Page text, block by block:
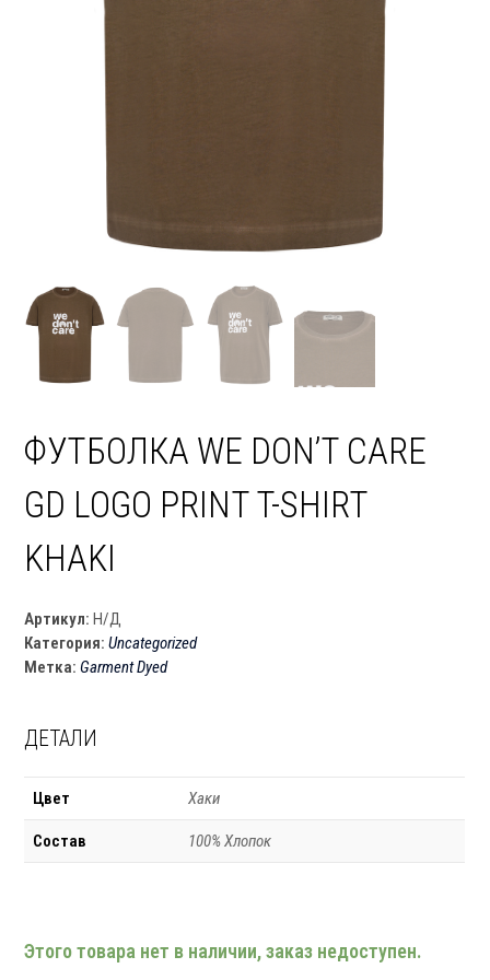
ФУТБОЛКА WE DON’T CARE
GD LOGO PRINT T-SHIRT
KHAKI
Артикул:Н/Д
Категория:Uncategorized
Метка:Garment Dyed
ДЕТАЛИ
Цвет Хаки
Состав 100% Хлопок
Этого товара нет в наличии, заказ недоступен.